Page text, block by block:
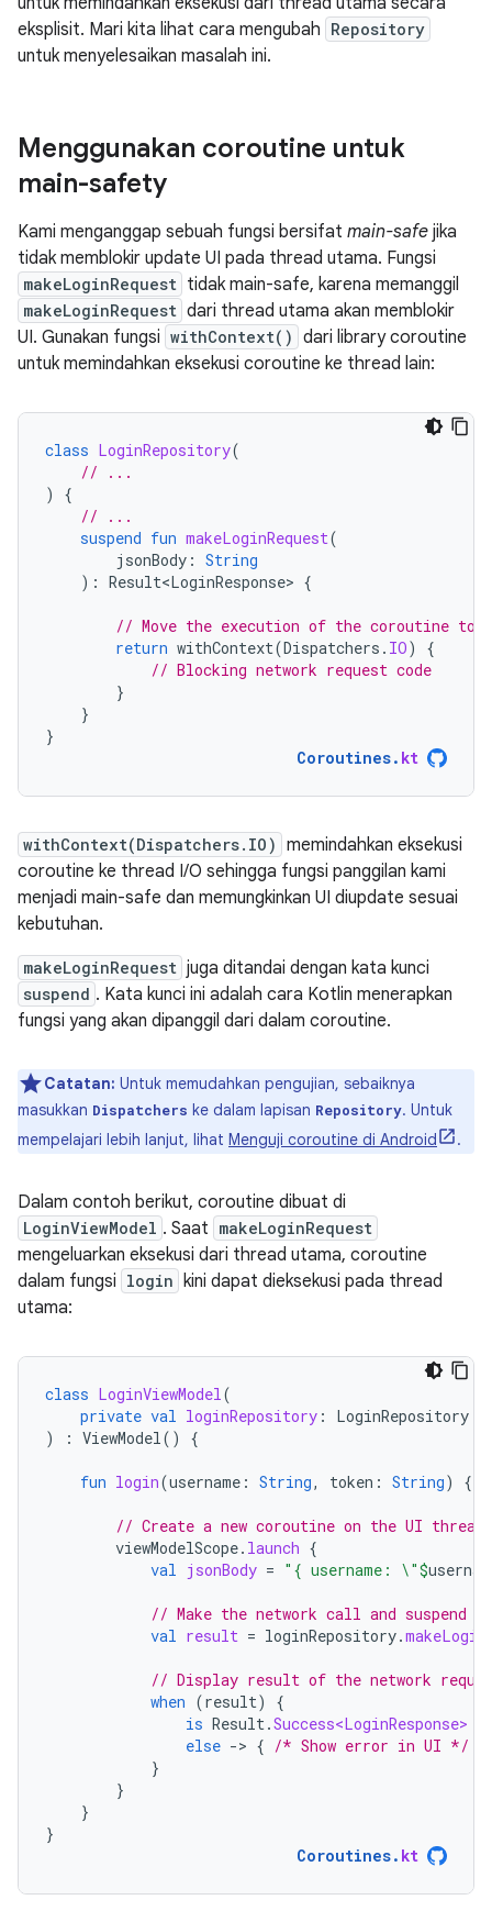
eksplisit. Mari kita lihat cara mengubah Repository
untuk menyelesaikan masalah ini.
Menggunakan coroutine untuk
main-safety
Kami menganggap sebuah fungsi bersifat main-safe jika
tidak memblokir update UI pada thread utama. Fungsi
makeLoginRequest tidak main-safe, karena memanggil
makeLoginRequest dari thread utama akan memblokir
UI. Gunakan fungsi withContext() dari library coroutine
untuk memindahkan eksekusi coroutine ke thread lain:
class LoginRepository(
// ...
)
{
// ...
suspend fun makeLoginRequest(
jsonBody : String
): Result<LoginResponse> {
// Move the execution of the coroutine to
return withContext(Dispatchers . IO)
{
// Blocking network request code
}
}
}
Coroutines. kt
withContext(Dispatchers.IO) memindahkan eksekusi
coroutine ke thread I/O sehingga fungsi panggilan kami
menjadi main-safe dan memungkinkan UI diupdate sesuai
kebutuhan.
makeLoginRequest juga ditandai dengan kata kunci
suspend . Kata kunci ini adalah cara Kotlin menerapkan
fungsi yang akan dipanggil dari dalam coroutine.
Catatan: Untuk memudahkan pengujian, sebaiknya
masukkan Dispatchers ke dalam lapisan Repository. Untuk
mempelajari lebih lanjut, lihat Menguji coroutine di Android .
Dalam contoh berikut, coroutine dibuat di
LoginViewModel . Saat makeLoginRequest
mengeluarkan eksekusi dari thread utama, coroutine
dalam fungsi login kini dapat dieksekusi pada thread
utama:
class LoginViewModel(
private val loginRepository :
LoginRepository
)
: ViewModel() {
fun login(username : String, token : String) {
// Create a new coroutine on the UI thread
viewModelScope. launch {
val jsonBody = "{ username: \"$
// Make the network call and
val result = loginRepository.
// Display result of the network
when (result)
{
is Result.Success<LoginResponse>
else -> { /* Show error in UI */
}
}
}
}
Coroutines. kt